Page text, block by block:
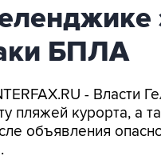
БПЛА
- Власти
пляжей курорта, а
объявления